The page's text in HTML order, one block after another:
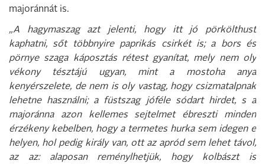
majoránnát is.
„A hagymaszag azt jelenti, hogy itt jó pörkölthust
kaphatni, sőt többnyire paprikás csirkét is; a bors és
pörnye szaga káposztás rétest gyanítat, mely nem oly
vékony tésztájú ugyan, mint a mostoha anya
kenyérszelete, de nem is oly vastag, hogy csizmatalpnak
lehetne használni; a füstszag jóféle sódart hirdet, s a
majoránna azon kellemes sejtelmet ébreszti minden
érzékeny kebelben, hogy a termetes hurka sem idegen e
helyen, hol pedig király van, ott az apród sem lehet távol,
az az: alaposan reménylhetjük, hogy kolbászt is